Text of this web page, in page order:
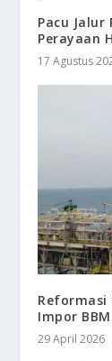
Pacu Jalur
Perayaan
17 Agustus
Reformasi
Impor BBM
29 April 2026